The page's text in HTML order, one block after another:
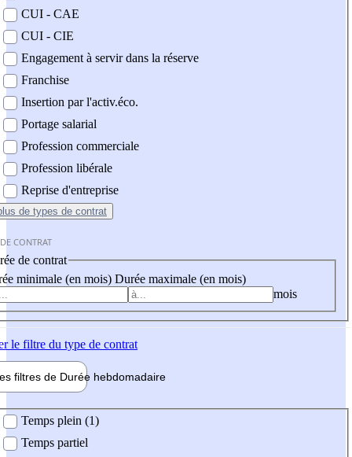
CUI - CAE
CUI - CIE
Engagement à servir dans la réserve
Franchise
Insertion par l'activ.éco.
Portage salarial
Profession commerciale
Profession libérale
Reprise d'entreprise
de types de contrat
CONTRAT
de contrat
minimale (en mois) Durée maximale (en mois)
mois
le filtre du type de contrat
filtres de Durée hebdomadaire
Temps plein (1)
Temps partiel